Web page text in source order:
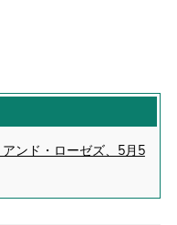
ンド・ローゼズ、5月5